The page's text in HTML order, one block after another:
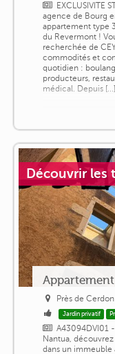
EXCLUSIVITE
agence de Bourg
appartement type
du Revermont !
recherchée de
commodités et
quotidien :
producteurs,
médical. Depuis [...]
Découvrir les
Près de Cerdon
Jardin privatif
A43094DVI01
Nantua,
dans un immeuble